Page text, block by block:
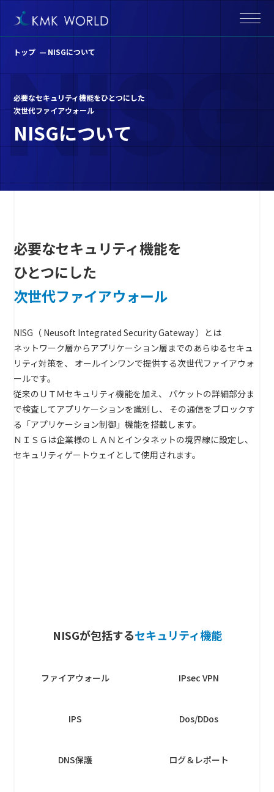
トップ NISGについて
必要なセキュリティ機能をひとつにした
次世代ファイアウォール
NISGについて
必要なセキュリティ機能を
ひとつにした
次世代ファイアウォール
NISG（ Neusoft Integrated Security Gateway ）とは
ネットワーク層からアプリケーション層までのあらゆるセキュ
リティ対策を、
オールインワンで提供する次世代ファイアウォ
ールです。
従来のＵＴＭセキュリティ機能を加え、
パケットの詳細部分ま
で検査してアプリケーションを識別し、
その通信をブロックす
る「アプリケーション制御」機能を搭載します。
ＮＩＳＧは企業様のＬＡＮとインタネットの境界線に設定し、
セキュリティゲートウェイとして使用されます。
NISGが包括するセキュリティ機能
ファイアウォール IPsec VPN
IPS Dos/DDos
DNS保護 ログ＆レポート